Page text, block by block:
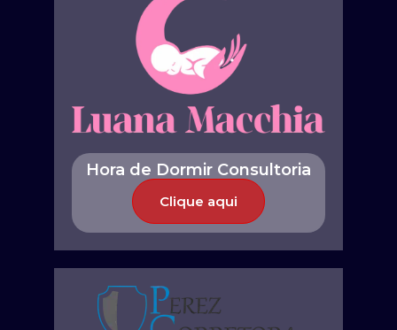
Hora de Dormir Consultoria
Clique aqui